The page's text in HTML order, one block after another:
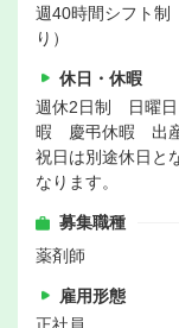
週40時間シフト
り）
休日・休暇
週休2日制 日曜
暇 慶弔休暇 出
祝日は別途休日と
なります。
募集職種
薬剤師
雇用形態